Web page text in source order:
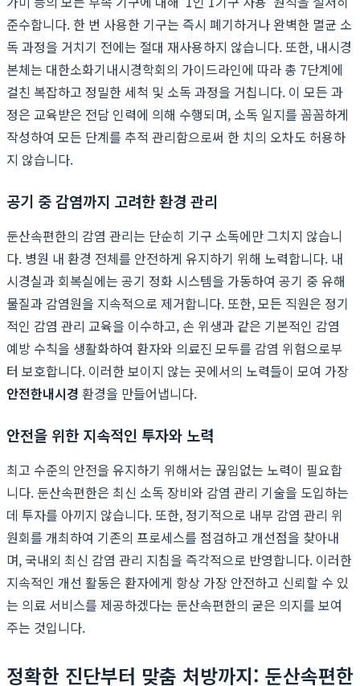
준수합니다. 한 번 사용한 기구는 즉시 폐기하거나 완벽한 멸균 소
독 과정을 거치기 전에는 절대 재사용하지 않습니다. 또한, 내시경
본체는 대한소화기내시경학회의 가이드라인에 따라 총 7단계에
걸친 복잡하고 정밀한 세척 및 소독 과정을 거칩니다. 이 모든 과
정은 교육받은 전담 인력에 의해 수행되며, 소독 일지를 꼼꼼하게
작성하여 모든 단계를 추적 관리함으로써 한 치의 오차도 허용하
지 않습니다.
공기 중 감염까지 고려한 환경 관리
둔산속편한의 감염 관리는 단순히 기구 소독에만 그치지 않습니
다. 병원 내 환경 전체를 안전하게 유지하기 위해 노력합니다. 내
시경실과 회복실에는 공기 정화 시스템을 가동하여 공기 중 유해
물질과 감염원을 지속적으로 제거합니다. 또한, 모든 직원은 정기
적인 감염 관리 교육을 이수하고, 손 위생과 같은 기본적인 감염
예방 수칙을 생활화하여 환자와 의료진 모두를 감염 위험으로부
터 보호합니다. 이러한 보이지 않는 곳에서의 노력들이 모여 가장
안전한내시경 환경을 만들어냅니다.
안전을 위한 지속적인 투자와 노력
최고 수준의 안전을 유지하기 위해서는 끊임없는 노력이 필요합
니다. 둔산속편한은 최신 소독 장비와 감염 관리 기술을 도입하는
데 투자를 아끼지 않습니다. 또한, 정기적으로 내부 감염 관리 위
원회를 개최하여 기존의 프로세스를 점검하고 개선점을 찾아내
며, 국내외 최신 감염 관리 지침을 즉각적으로 반영합니다. 이러한
지속적인 개선 활동은 환자에게 항상 가장 안전하고 신뢰할 수 있
는 의료 서비스를 제공하겠다는 둔산속편한의 굳은 의지를 보여
주는 것입니다.
정확한 진단부터 맞춤 처방까지: 둔산속편한